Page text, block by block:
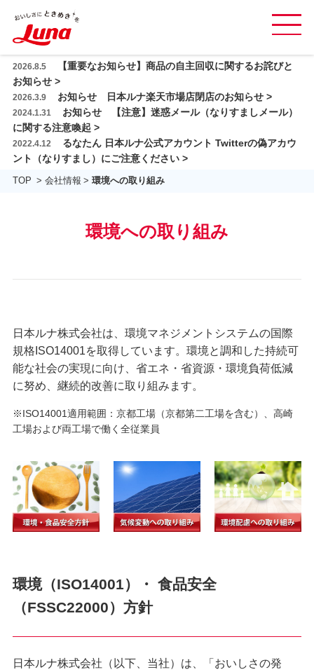
グ
ロ
ー
ビ
商品紹介
レシピ
日本ルナの乳酸菌
おいしさと品質
2026.8.5
【重要なお知らせ】商品の自主回収に関するお詫びと
お知らせ >
2026.3.9 お知らせ 日本ルナ楽天市場店閉店のお知らせ >
2024.1.31
お知らせ 【注意】迷惑メール（なりすましメール）
に関する注意喚起 >
2022.4.12
るなたん 日本ルナ公式アカウント Twitterの偽アカウ
ント（なりすまし）にご注意ください >
TOP 会社情報 環境への取り組み
環境への取り組み
日本ルナ株式会社は、環境マネジメントシステムの国際
規格ISO14001を取得しています。環境と調和した持続可
能な社会の実現に向け、省エネ・省資源・環境負荷低減
に努め、継続的改善に取り組みます。
※ISO14001適用範囲：京都工場（京都第二工場を含む）、高崎
工場および両工場で働く全従業員
環境（ISO14001）・ 食品安全
（FSSC22000）方針
日本ルナ株式会社（以下、当社）は、「おいしさの発